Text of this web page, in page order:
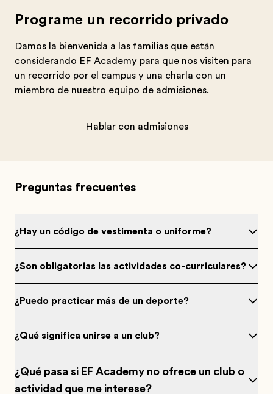
Programe un recorrido privado
Damos la bienvenida a las familias que están
considerando EF Academy para que nos visiten para
un recorrido por el campus y una charla con un
miembro de nuestro equipo de admisiones.
Hablar con admisiones
Preguntas frecuentes
¿Hay un código de vestimenta o uniforme?
¿Son obligatorias las actividades co-curriculares?
¿Puedo practicar más de un deporte?
¿Qué significa unirse a un club?
¿Qué pasa si EF Academy no ofrece un club o
actividad que me interese?